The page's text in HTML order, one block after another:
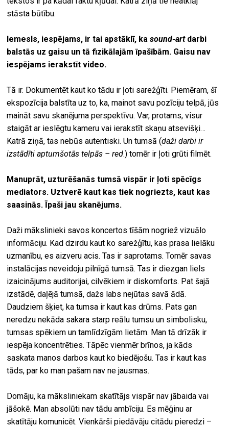
stāsta būtību.
Iemesls, iespējams, ir tai apstāklī, kasound-art darbi
balstās uz gaisu un tā fizikālajām īpašībām. Gaisu nav
iespējams ierakstīt video.
Tā ir. Dokumentēt kaut ko tādu ir ļoti sarežģīti. Piemēram, šī
ekspozīcija balstīta uz to, ka, mainot savu pozīciju telpā, jūs
maināt savu skanējuma perspektīvu. Var, protams, visur
staigāt ar ieslēgtu kameru vai ierakstīt skaņu atsevišķi…
Katrā ziņā, tas nebūs autentiski. Un tumsā (daži darbi ir
izstādīti aptumšotās telpās – red.) tomēr ir ļoti grūti filmēt.
Manuprāt, uzturēšanās tumsā vispār ir ļoti spēcīgs
mediators. Uztverē kaut kas tiek nogriezts, kaut kas
saasinās. Īpaši jau skanējums.
Daži mākslinieki savos koncertos tīšām nogriež vizuālo
informāciju. Kad dzirdu kaut ko sarežģītu, kas prasa lielāku
uzmanību, es aizveru acis. Tas ir saprotams. Tomēr savas
instalācijas neveidoju pilnīgā tumsā. Tas ir diezgan liels
izaicinājums auditorijai, cilvēkiem ir diskomforts. Pat šajā
izstādē, daļējā tumsā, dažs labs nejūtas savā ādā.
Daudziem šķiet, ka tumsa ir kaut kas drūms. Pats gan
neredzu nekāda sakara starp reālu tumsu un simbolisku,
tumsas spēkiem un tamlīdzīgām lietām. Man tā drīzāk ir
iespēja koncentrēties. Tāpēc vienmēr brīnos, ja kāds
saskata manos darbos kaut ko biedējošu. Tas ir kaut kas
tāds, par ko man pašam nav ne jausmas.
Domāju, ka māksliniekam skatītājs vispār nav jābaida vai
jāšokē. Man absolūti nav tādu ambīciju. Es mēģinu ar
skatītāju komunicēt. Vienkārši piedāvāju citādu pieredzi –